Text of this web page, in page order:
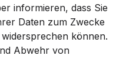
informieren, dass Sie
Daten zum Zwecke
können.
Abwehr von